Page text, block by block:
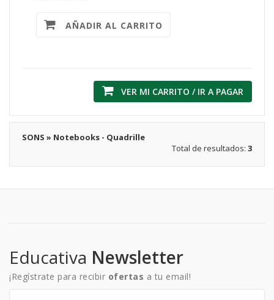
AÑADIR AL CARRITO
VER MI CARRITO / IR A PAGAR
SONS » Notebooks - Quadrille
Total de resultados: 3
Educativa Newsletter
¡Regístrate para recibir ofertas a tu email!